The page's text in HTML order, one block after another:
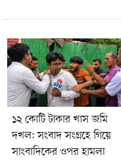
নাসীরুদ্দীন পাটওয়ারীকে
“ফজলুর রহমান
এসে এমন সম্মানিত
নেওয়া যায় না।”অভিনেতা
আচরণ সংযত করা উচিত।
আবেগ ও সম্মানের জায়গায়
পোস্টে উল্লেখ করেন, ফজলুর
ব্যক্তি। তার বিরুদ্ধে এমন
আগে সমাবেশে নাসীরুদ্দীন
মন্তব্য করেন এবং তাকে
১২ কোটি টাকার খাস জমি
দখল: সংবাদ সংগ্রহে গিয়ে
সাংবাদিকের ওপর হামলা